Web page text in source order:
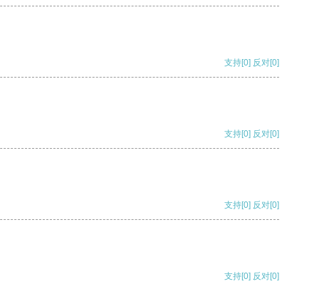
支持[0] 反对[0]
支持[0] 反对[0]
支持[0] 反对[0]
支持[0] 反对[0]